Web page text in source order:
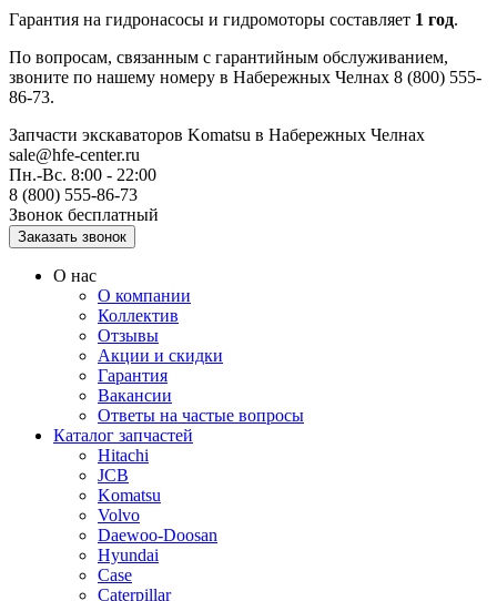
Гарантия на гидронасосы и гидромоторы составляет 1 год.
По вопросам, связанным с гарантийным обслуживанием,
звоните по нашему номеру в Набережных Челнах 8 (800) 555-
86-73.
Запчасти экскаваторов Komatsu в Набережных Челнах
sale@hfe-center.ru
Пн.-Вс. 8:00 - 22:00
8 (800) 555-86-73
Звонок бесплатный
О нас
О компании
Коллектив
Отзывы
Акции и скидки
Гарантия
Вакансии
Ответы на частые вопросы
Каталог запчастей
Hitachi
JCB
Komatsu
Volvo
Daewoo-Doosan
Hyundai
Case
Caterpillar